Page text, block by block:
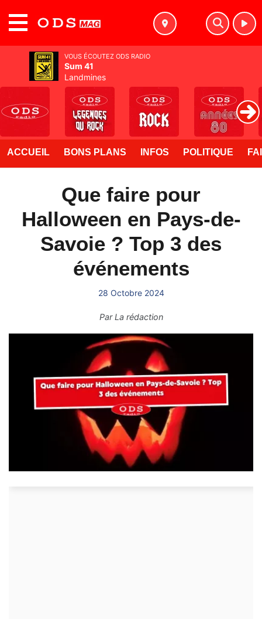
ACCUEIL BONS PLANS INFOS POLITIQUE
Que faire pour
Halloween en Pays-de-
Savoie ? Top 3 des
événements
28 Octobre 2024
ParLa rédaction
VOUS ÉCOUTEZ ODS RADIO
Sum 41
Landmines